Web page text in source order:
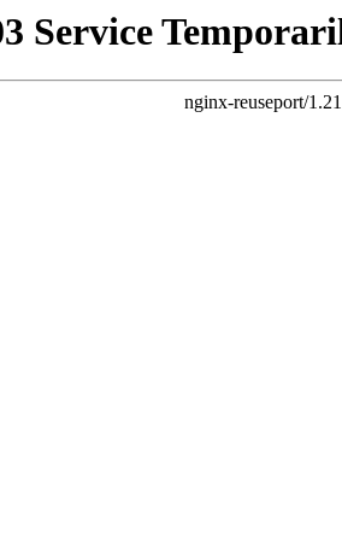
Service
nginx-reuseport/